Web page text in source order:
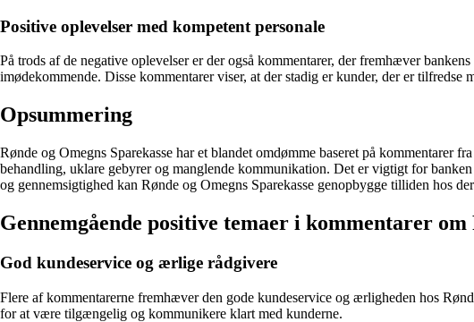
Positive oplevelser med kompetent personale
På trods af de negative oplevelser er der også kommentarer, der fremhæver
imødekommende. Disse kommentarer viser, at der stadig er kunder, der er tilfredse
Opsummering
Rønde og Omegns Sparekasse har et blandet omdømme baseret på
behandling, uklare gebyrer og manglende kommunikation. Det er vigtigt for
og gennemsigtighed kan Rønde og Omegns Sparekasse genopbygge tilliden hos
Gennemgående positive temaer i kommentarer om
God kundeservice og ærlige rådgivere
Flere af kommentarerne fremhæver den gode kundeservice og ærligheden hos
for at være tilgængelig og kommunikere klart med kunderne.